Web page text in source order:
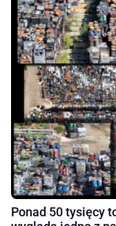
Ponad 50 tysięcy